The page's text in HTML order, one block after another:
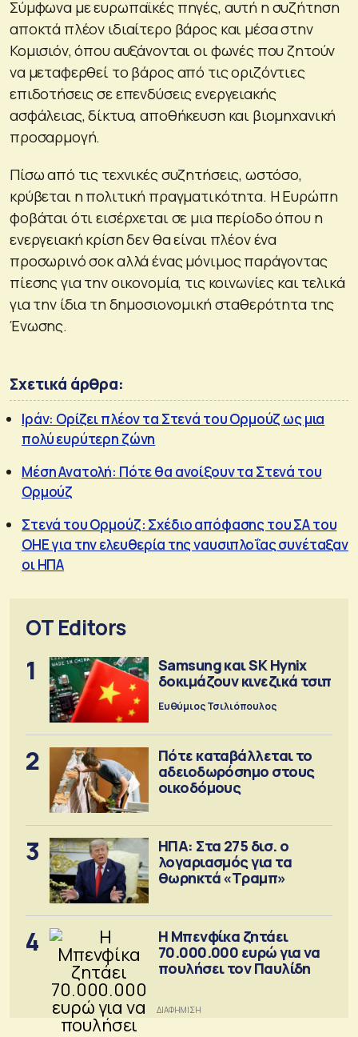
Σύμφωνα με ευρωπαϊκές πηγές, αυτή η συζήτηση
αποκτά πλέον ιδιαίτερο βάρος και μέσα στην
Κομισιόν, όπου αυξάνονται οι φωνές που ζητούν
να μεταφερθεί το βάρος από τις οριζόντιες
επιδοτήσεις σε επενδύσεις ενεργειακής
ασφάλειας, δίκτυα, αποθήκευση και βιομηχανική
προσαρμογή.
Πίσω από τις τεχνικές συζητήσεις, ωστόσο,
κρύβεται η πολιτική πραγματικότητα. Η Ευρώπη
φοβάται ότι εισέρχεται σε μια περίοδο όπου η
ενεργειακή κρίση δεν θα είναι πλέον ένα
προσωρινό σοκ αλλά ένας μόνιμος παράγοντας
πίεσης για την οικονομία, τις κοινωνίες και τελικά
για την ίδια τη δημοσιονομική σταθερότητα της
Ένωσης.
Σχετικά άρθρα:
Ιράν: Ορίζει πλέον τα Στενά του Ορμούζ ως μια
πολύ ευρύτερη ζώνη
Μέση Ανατολή: Πότε θα ανοίξουν τα Στενά του
Ορμούζ
Στενά του Ορμούζ: Σχέδιο απόφασης του ΣΑ του
ΟΗΕ για την ελευθερία της ναυσιπλοΐας συνέταξαν
οι ΗΠΑ
OT Editors
1
Samsung και SK Hynix
δοκιμάζουν κινεζικά τσιπ
Ευθύμιος Τσιλιόπουλος
2
Πότε καταβάλλεται το
αδειοδωρόσημο στους
οικοδόμους
3
ΗΠΑ: Στα 275 δισ. ο
λογαριασμός για τα
θωρηκτά «Τραμπ»
4
Η Μπενφίκα ζητάει
70.000.000 ευρώ για να
πουλήσει τον Παυλίδη